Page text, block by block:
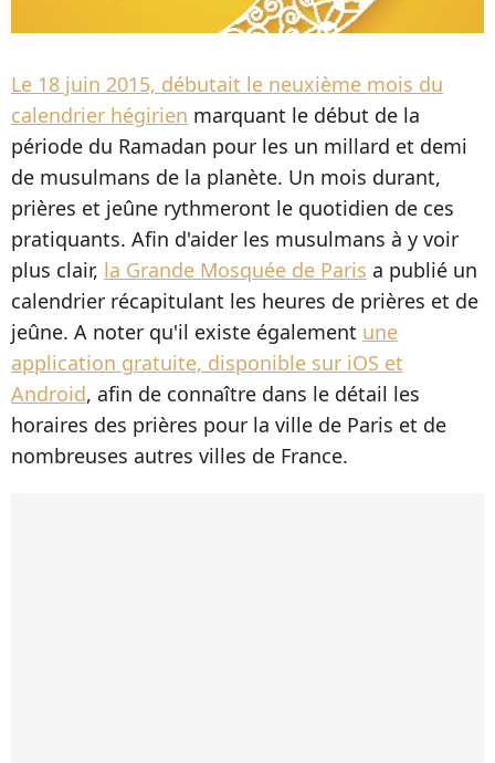
Le 18 juin 2015, débutait le neuxième mois du
calendrier hégirien marquant le début de la
période du Ramadan pour les un millard et demi
de musulmans de la planète. Un mois durant,
prières et jeûne rythmeront le quotidien de ces
pratiquants. Afin d'aider les musulmans à y voir
plus clair, la Grande Mosquée de Paris a publié un
calendrier récapitulant les heures de prières et de
jeûne. A noter qu'il existe également une
application gratuite, disponible sur iOS et
Android, afin de connaître dans le détail les
horaires des prières pour la ville de Paris et de
nombreuses autres villes de France.